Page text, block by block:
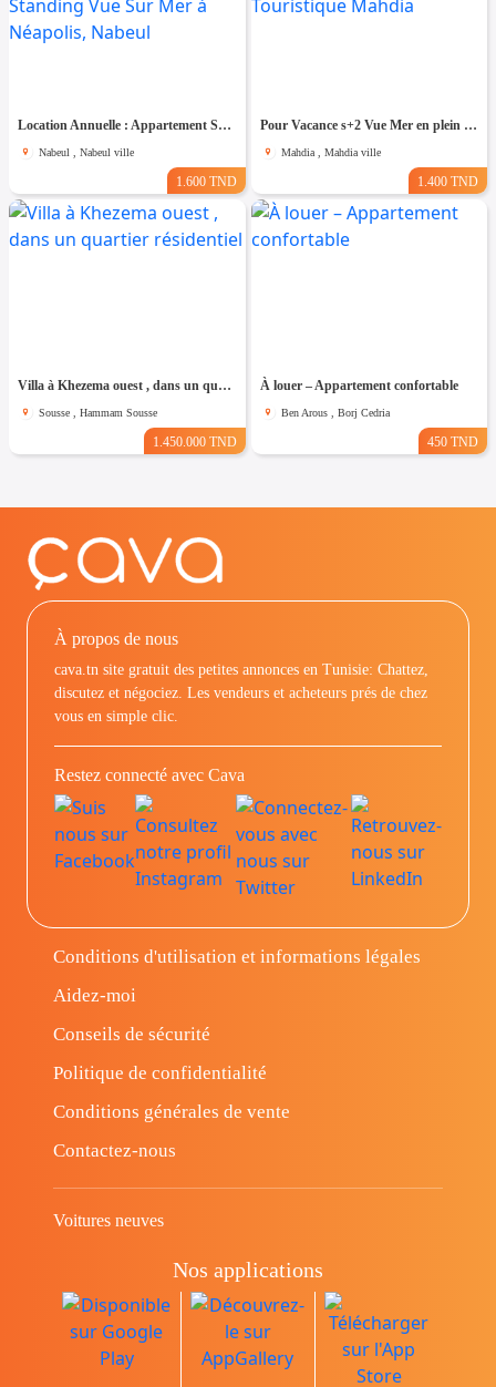
Location Annuelle : Appartement S+2 Haut Standing Vue Sur Mer à Néapolis, Nabeul
Nabeul , Nabeul ville
1.600 TND
Pour Vacance s+2 Vue Mer en plein Zone Touristique Mahdia
Mahdia , Mahdia ville
1.400 TND
Villa à Khezema ouest , dans un quartier résidentiel
Sousse , Hammam Sousse
1.450.000 TND
À louer – Appartement confortable
Ben Arous , Borj Cedria
450 TND
À propos de nous
cava.tn site gratuit des petites annonces en Tunisie: Chattez,
discutez et négociez. Les vendeurs et acheteurs prés de chez
vous en simple clic.
Restez connecté avec Cava
Conditions d'utilisation et informations légales
Aidez-moi
Conseils de sécurité
Politique de confidentialité
Conditions générales de vente
Contactez-nous
Voitures neuves
Nos applications